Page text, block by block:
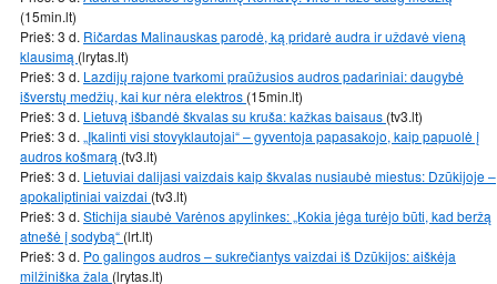
(15min.lt)
Prieš: 3 d. Ričardas Malinauskas parodė, ką pridarė audra ir uždavė vieną
klausimą (lrytas.lt)
Prieš: 3 d. Lazdijų rajone tvarkomi praūžusios audros padariniai: daugybė
išverstų medžių, kai kur nėra elektros (15min.lt)
Prieš: 3 d. Lietuvą išbandė škvalas su kruša: kažkas baisaus (tv3.lt)
Prieš: 3 d. „Įkalinti visi stovyklautojai“ – gyventoja papasakojo, kaip papuolė į
audros košmarą (tv3.lt)
Prieš: 3 d. Lietuviai dalijasi vaizdais kaip škvalas nusiaubė miestus: Dzūkijoje –
apokaliptiniai vaizdai (tv3.lt)
Prieš: 3 d. Stichija siaubė Varėnos apylinkes: „Kokia jėga turėjo būti, kad beržą
atnešė į sodybą“ (lrt.lt)
Prieš: 3 d. Po galingos audros – sukrečiantys vaizdai iš Dzūkijos: aiškėja
milžiniška žala (lrytas.lt)